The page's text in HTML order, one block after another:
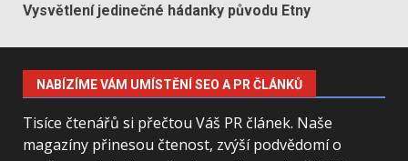
Vysvětlení jedinečné hádanky původu Etny
NABÍZÍME VÁM UMÍSTĚNÍ SEO A PR ČLÁNKŮ
Tisíce čtenářů si přečtou Váš PR článek. Naše
magazíny přinesou čtenost, zvýší podvědomí o